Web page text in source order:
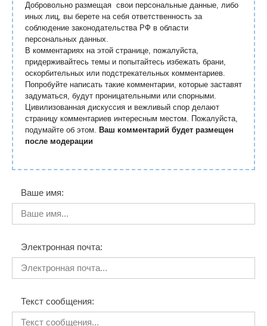
Добровольно размещая свои персональные данные, либо
иных лиц, вы берете на себя ответственность за
соблюдение законодательства РФ в области
персональных данных.
В комментариях на этой странице, пожалуйста,
придерживайтесь темы и попытайтесь избежать брани,
оскорбительных или подстрекательных комментариев.
Попробуйте написать такие комментарии, которые заставят
задуматься, будут проницательными или спорными.
Цивилизованная дискуссия и вежливый спор делают
страницу комментариев интересным местом. Пожалуйста,
подумайте об этом. Ваш комментарий будет размещен
после модерации
Ваше имя:
Электронная почта:
Текст сообщения: